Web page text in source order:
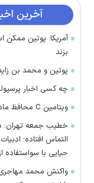
آخرین
آمریکا: پوتین
بزند
پوتین و محمد بن
چه کسی اخبار
ویتامین C محافظ ماده خاکستری مغز در سالمندان
خطیب جمعه
التماس افتاده؛
حیایی با
واکنش محمد مهاجری